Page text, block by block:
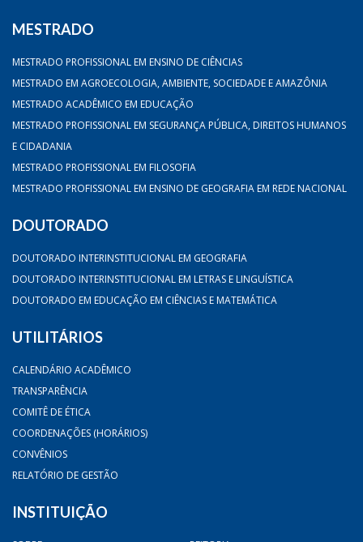
MESTRADO
MESTRADO PROFISSIONAL EM ENSINO DE CIÊNCIAS
MESTRADO EM AGROECOLOGIA, AMBIENTE, SOCIEDADE E AMAZÔNIA
MESTRADO ACADÊMICO EM EDUCAÇÃO
MESTRADO PROFISSIONAL EM SEGURANÇA PÚBLICA, DIREITOS HUMANOS
E CIDADANIA
MESTRADO PROFISSIONAL EM FILOSOFIA
MESTRADO PROFISSIONAL EM ENSINO DE GEOGRAFIA EM REDE NACIONAL
DOUTORADO
DOUTORADO INTERINSTITUCIONAL EM GEOGRAFIA
DOUTORADO INTERINSTITUCIONAL EM LETRAS E LINGUÍSTICA
DOUTORADO EM EDUCAÇÃO EM CIÊNCIAS E MATEMÁTICA
UTILITÁRIOS
CALENDÁRIO ACADÊMICO
TRANSPARÊNCIA
COMITÊ DE ÉTICA
COORDENAÇÕES (HORÁRIOS)
CONVÊNIOS
RELATÓRIO DE GESTÃO
INSTITUIÇÃO